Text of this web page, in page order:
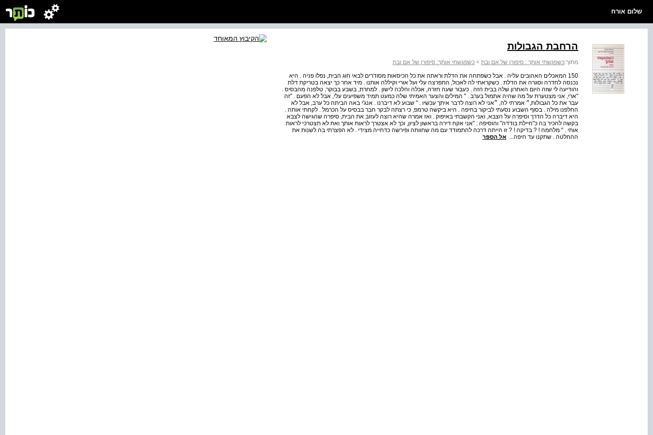
שלום אורח
הרחבת הגבולות
מתוך:כשפגשתי אותך : סיפורן של אם ובת > כשפגשתי אותךְ: סיפורן של אם ובת
150 המאכלים האהובים עליה . אבל כשפתחה את הדלת וראתה את כל הכיסאות מסודרים לבאי חוג הבית, נפלו פניה . היא
נכנסה לחדרה וסגרה את הדלת . כשקראתי לה לאכול, התפרצה עלי ועל אורי וקיללה אותנו . מיד אחר כך יצאה בטריקת דלת
והודיעה לי שזה היום האחרון שלה בבית הזה . כעבור שעה חזרה, אכלה והלכה לישון . למחרת, בשבע בבוקר, טלפנה מהבסיס .
"ארי, אני מצטערת על מה שהיה אתמול בערב . " המילים והצער האמיתי שלה כמעט תמיד משפיעים עלי, אבל לא הפעם . "זה
עבר את כל הגבולות,״ אמרתי לה, ״אני לא רוצה לדבר איתך עכשיו . " שבוע לא דיברנו . אנג'י באה הביתה כל ערב, אבל לא
החלפנו מילה . בסוף השבוע נסעתי לביקור בחיפה . היא ביקשה טרמפ, כי רצתה לבקר חבר בבסיס על הכרמל . לקחתי אותה .
היא דיברה כל הדרך וסיפרה על הצבא, ואני הקשבתי באיפוק . ואז אמרה שהיא רוצה לעזוב את הבית, סיפרה שהגישה לצבא
בקשה להכיר בה כ"חיילת בודדה" והוסיפה : "אני אקח דירה בראשון לציון, וכך לא אצטרך לראות אותך ואת לא תצטרכי לראות
אותי . " מלחמה ! ? בדיקה ! ? זו הייתה דרכה להתמודד עם מה שחוותה ופירשה כדחייה מצידי . לא הפצרתי בה לשנות את
ההחלטה . שתקנו עד חיפה... אל הספר